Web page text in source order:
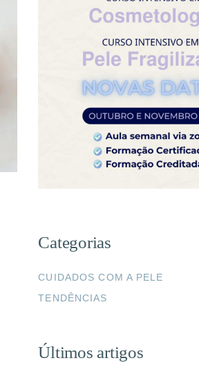
Categorias
CUIDADOS COM A PELE
TENDÊNCIAS
Últimos artigos